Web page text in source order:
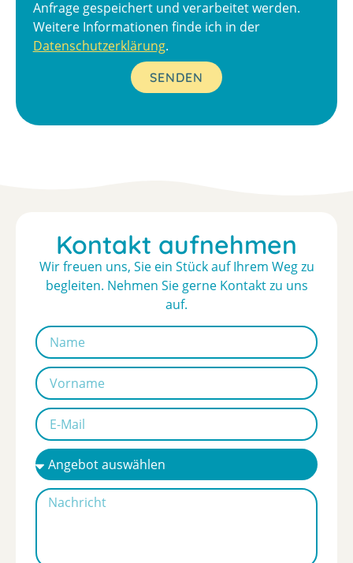
Anfrage gespeichert und verarbeitet werden.
Weitere Informationen finde ich in der
Datenschutzerklärung.
SENDEN
Kontakt aufnehmen
Wir freuen uns, Sie ein Stück auf Ihrem Weg zu
begleiten. Nehmen Sie gerne Kontakt zu uns
auf.